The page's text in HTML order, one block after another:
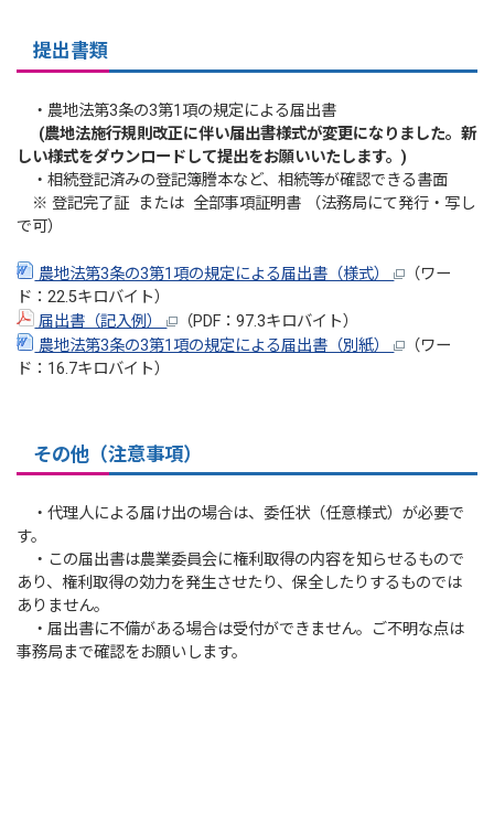
提出書類
・農地法第3条の3第1項の規定による届出書
(農地法施行規則改正に伴い届出書様式が変更になりました。新
しい様式をダウンロードして提出をお願いいたします。)
・相続登記済みの登記簿謄本など、相続等が確認できる書面
※ 登記完了証 または 全部事項証明書 （法務局にて発行・写し
で可）
農地法第3条の3第1項の規定による届出書（様式）
（ワー
ド：22.5キロバイト）
届出書（記入例）
（PDF：97.3キロバイト）
農地法第3条の3第1項の規定による届出書（別紙）
（ワー
ド：16.7キロバイト）
その他（注意事項）
・代理人による届け出の場合は、委任状（任意様式）が必要で
す。
・この届出書は農業委員会に権利取得の内容を知らせるもので
あり、権利取得の効力を発生させたり、保全したりするものでは
ありません。
・届出書に不備がある場合は受付ができません。ご不明な点は
事務局まで確認をお願いします。